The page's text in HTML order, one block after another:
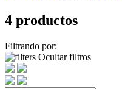
4 productos
Filtrando por:
Ocultar filtros